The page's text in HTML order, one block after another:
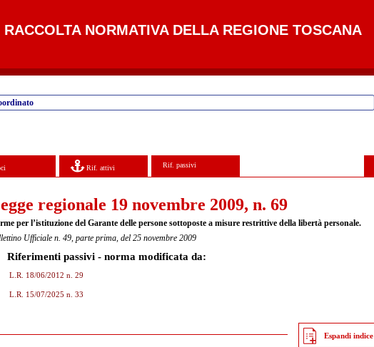
RACCOLTA NORMATIVA DELLA REGIONE TOSCANA
Rif. attivi Rif. passivi
regionale 19 novembre 2009, n. 69
per l’istituzione del Garante delle persone sottoposte a misure restrittive della libertà personale.
Ufficiale n. 49, parte prima, del 25 novembre 2009
Riferimenti passivi - norma modificata da:
L.R. 18/06/2012 n. 29
L.R. 15/07/2025 n. 33
Espandi indice